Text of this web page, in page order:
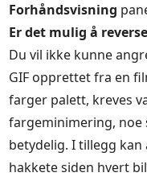
Forhåndsvisning
Er det mulig å
Du vil ikke kunne
GIF opprettet fra en
farger palett, kreves
fargeminimering, noe
betydelig. I tillegg
hakkete siden hvert